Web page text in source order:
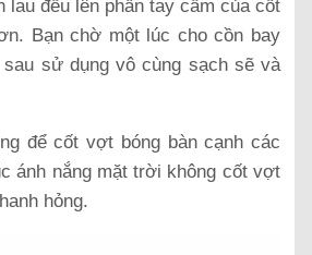
lau đều lên phần tay cầm của cốt
Bạn chờ một lúc cho cồn bay
sử dụng vô cùng sạch sẽ và
để cốt vợt bóng bàn cạnh các
ánh nắng mặt trời không cốt vợt
hỏng.